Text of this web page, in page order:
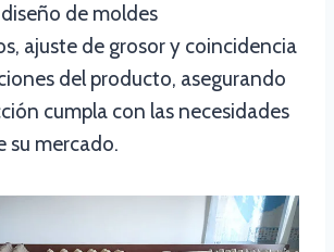
de moldes
ajuste de grosor y coincidencia
del producto, asegurando
cumpla con las necesidades
su mercado.